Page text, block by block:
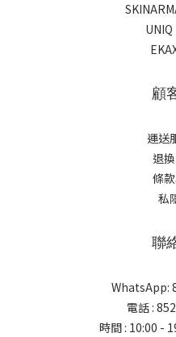
顧
運送
退
條
私
聯
WhatsApp:
電話 :
時間 : 10:00 -